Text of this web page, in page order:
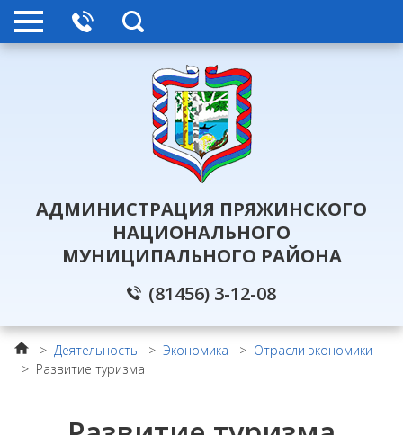
АДМИНИСТРАЦИЯ ПРЯЖИНСКОГО
НАЦИОНАЛЬНОГО
МУНИЦИПАЛЬНОГО РАЙОНА
(81456) 3-12-08
> Деятельность > Экономика > Отрасли экономики
> Развитие туризма